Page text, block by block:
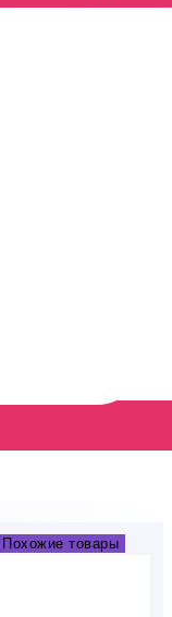
Похожие товары